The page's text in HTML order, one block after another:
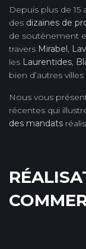
Depuis plus de 15
des dizaines de
de soutènement
travers Mirabel,
les Laurentides,
bien d’autres villes
Nous vous
récentes qui
des mandats